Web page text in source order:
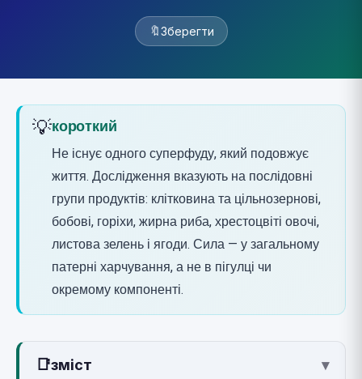
🔖Зберегти
💡короткий
Не існує одного суперфуду, який подовжує
життя. Дослідження вказують на послідовні
групи продуктів: клітковина та цільнозернові,
бобові, горіхи, жирна риба, хрестоцвіті овочі,
листова зелень і ягоди. Сила — у загальному
патерні харчування, а не в пігулці чи
окремому компоненті.
📑зміст ▾